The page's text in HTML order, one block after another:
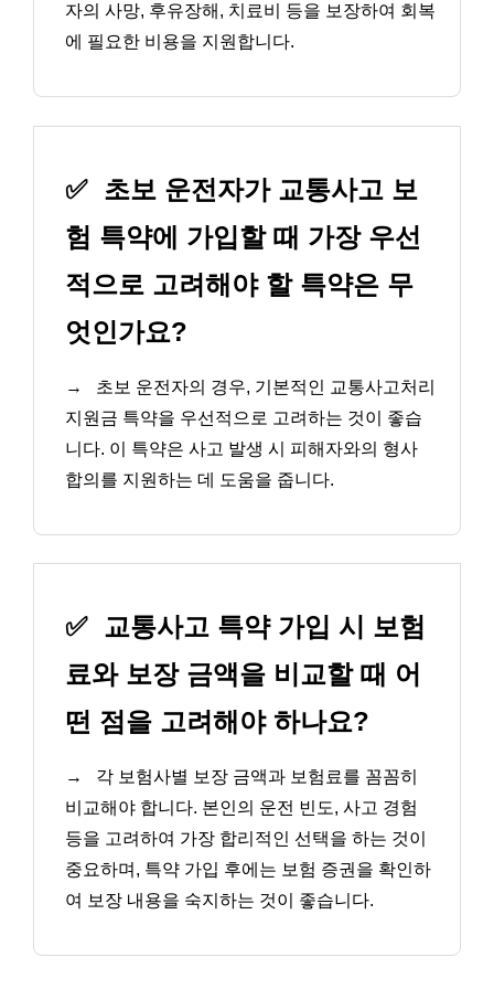
자의 사망, 후유장해, 치료비 등을 보장하여 회복
에 필요한 비용을 지원합니다.
✅ 초보 운전자가 교통사고 보
험 특약에 가입할 때 가장 우선
적으로 고려해야 할 특약은 무
엇인가요?
→
초보 운전자의 경우, 기본적인 교통사고처리
지원금 특약을 우선적으로 고려하는 것이 좋습
니다. 이 특약은 사고 발생 시 피해자와의 형사
합의를 지원하는 데 도움을 줍니다.
✅ 교통사고 특약 가입 시 보험
료와 보장 금액을 비교할 때 어
떤 점을 고려해야 하나요?
→
각 보험사별 보장 금액과 보험료를 꼼꼼히
비교해야 합니다. 본인의 운전 빈도, 사고 경험
등을 고려하여 가장 합리적인 선택을 하는 것이
중요하며, 특약 가입 후에는 보험 증권을 확인하
여 보장 내용을 숙지하는 것이 좋습니다.